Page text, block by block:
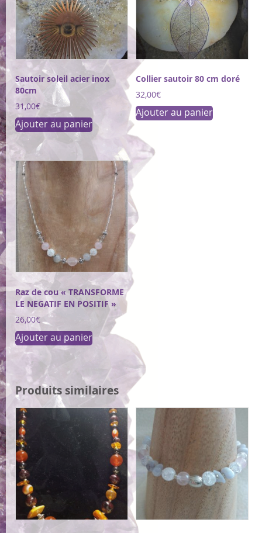
choisies
sur
la
page
produit
Sautoir soleil acier inox
80cm
31,00€
Ajouter au panier
Collier sautoir 80 cm doré
32,00€
Ajouter au panier
Raz de cou « TRANSFORME
LE NEGATIF EN POSITIF »
26,00€
Ajouter au panier
Produits similaires